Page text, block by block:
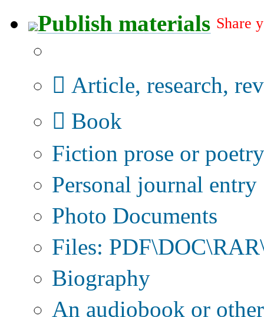
Publish materials Share
Article, research,
Book
Fiction prose or poetry
Personal journal entry
Photo Documents
Files:
Biography
An audiobook or